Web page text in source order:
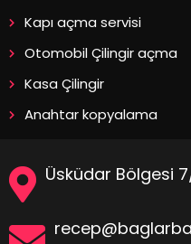
Kapı açma servisi
Otomobil Çilingir açma
Kasa Çilingir
Anahtar kopyalama
Üsküdar Bölgesi